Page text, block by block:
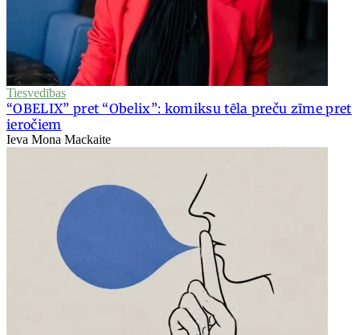
Tiesvedības
“OBELIX” pret “Obelix”: komiksu tēla preču zīme pret
ieročiem
Ieva Mona Mackaite